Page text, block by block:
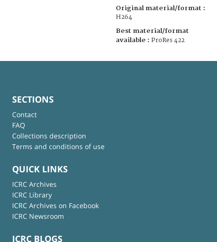
Original material/format :
H264
Best material/format
available : ProRes 422
SECTIONS
Contact
FAQ
Collections description
Terms and conditions of use
QUICK LINKS
ICRC Archives
ICRC Library
ICRC Archives on Facebook
ICRC Newsroom
ICRC BLOGS